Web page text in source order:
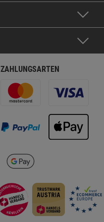
ZAHLUNGSARTEN